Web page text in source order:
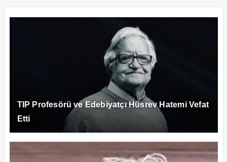
TIP Profesörü ve Edebiyatçı Hüsrev Hatemi Vefat
Etti